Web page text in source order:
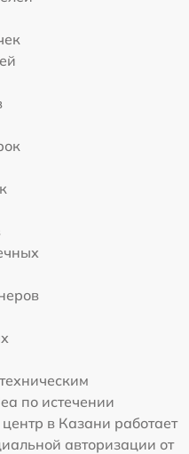
по истечении
в Казани работает
авторизации от